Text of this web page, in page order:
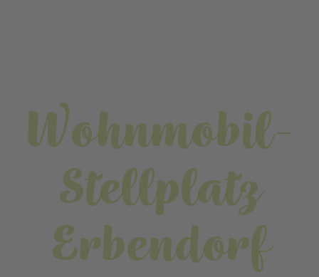
Wohnmobil-
Stellplatz
Erbendorf